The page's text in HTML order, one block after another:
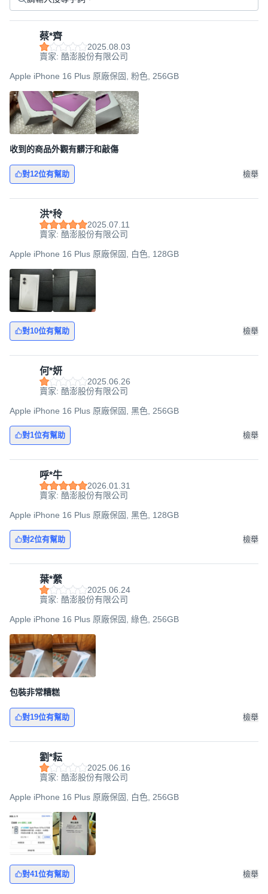
蔡*齊
2025.08.03
賣家: 酷澎股份有限公司
Apple iPhone 16 Plus 原廠保固, 粉色, 256GB
收到的商品外觀有髒汙和敲傷
對12位有幫助 檢舉
洪*秢
2025.07.11
賣家: 酷澎股份有限公司
Apple iPhone 16 Plus 原廠保固, 白色, 128GB
對10位有幫助 檢舉
何*妍
2025.06.26
賣家: 酷澎股份有限公司
Apple iPhone 16 Plus 原廠保固, 黑色, 256GB
對1位有幫助 檢舉
呼*牛
2026.01.31
賣家: 酷澎股份有限公司
Apple iPhone 16 Plus 原廠保固, 黑色, 128GB
對2位有幫助 檢舉
葉*縈
2025.06.24
賣家: 酷澎股份有限公司
Apple iPhone 16 Plus 原廠保固, 綠色, 256GB
包裝非常糟糕
對19位有幫助 檢舉
劉*耘
2025.06.16
賣家: 酷澎股份有限公司
Apple iPhone 16 Plus 原廠保固, 白色, 256GB
對41位有幫助 檢舉